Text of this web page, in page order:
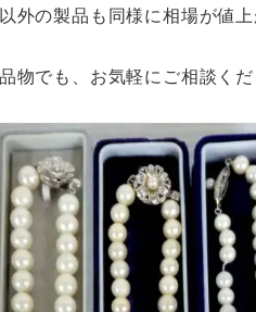
の製品も同様に相場が値上
でも、お気軽にご相談くだ